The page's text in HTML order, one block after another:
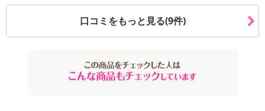
トの利用となります。
※お申込み頂きました商品の同梱、お届けの日時指定はいたしかね
口コミをもっと見る(9件)